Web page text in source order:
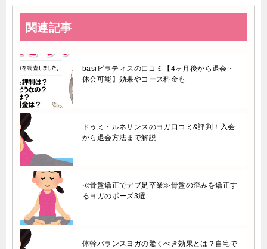
関連記事
basiピラティスの口コミ【4ヶ月後から退会・
休会可能】効果やコース料金も
ドゥミ・ルネサンスのヨガ口コミ&評判！入会
から退会方法まで解説
≪骨盤矯正でデブ足卒業≫骨盤の歪みを矯正す
るヨガのポーズ3選
体幹バランスヨガの驚くべき効果とは？自宅で